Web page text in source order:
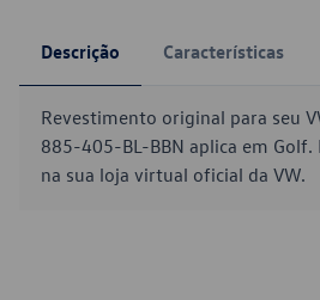
Descrição Características
Revestimento original para seu
885-405-BL-BBN aplica em Golf.
na sua loja virtual oficial da VW.